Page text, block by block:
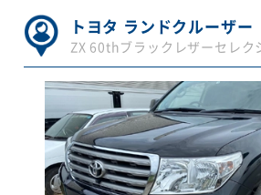
トヨタ ランドクルーザー
ZX 60thブラックレザーセレク